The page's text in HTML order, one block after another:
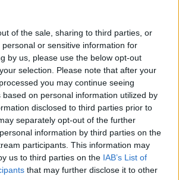
of the sale, sharing to third parties, or
or sensitive information for
by us, please use the below opt-out
selection. Please note that after your
you may continue seeing
based on personal information utilized by
disclosed to third parties prior to
separately opt-out of the further
information by third parties on the
participants. This information may
us to third parties on the IAB’s List of
that may further disclose it to other
e la rotatoria con la Nuova Estense,
di sistemazione della scarpata stradale
un senso unico alternato dallo scorso
lo svolgimento dell’intervento sulla
carreggiata.
completati le opere di finitura stradale e